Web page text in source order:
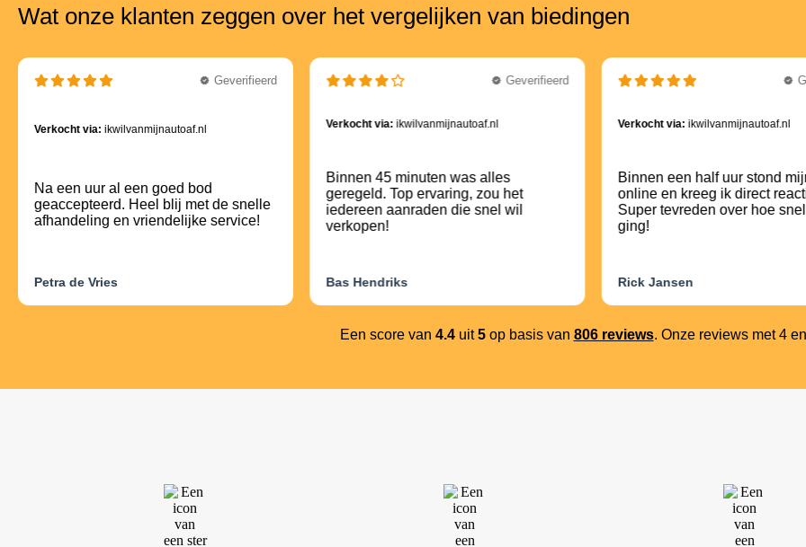
Wat onze klanten zeggen over het vergelijken van biedingen
Geverifieerd
Verkocht via: ikwilvanmijnautoaf.nl
Na een uur al een goed bod
geaccepteerd. Heel blij met de snelle
afhandeling en vriendelijke service!
Petra de Vries
Geverifieerd
Verkocht via: ikwilvanmijnautoaf.nl
Binnen 45 minuten was alles
geregeld. Top ervaring, zou het
iedereen aanraden die snel wil
verkopen!
Bas Hendriks
Verkocht via: ikwilvanmijnautoaf.nl
Binnen een half uur stond
online en kreeg ik direct
Super tevreden over hoe
ging!
Rick Jansen
Een score van 4.4uit5op basis van 806 reviews. Onze reviews met 4